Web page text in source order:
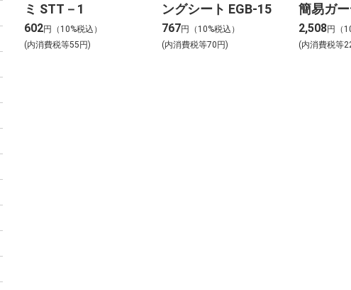
ミ STT－1
602円（10%税込）
(内消費税等55円)
ングシート EGB-15
767円（10%税込）
(内消費税等70円)
簡易ガ
高さ44×
65Lサイ
2,508円（
(内消費税等